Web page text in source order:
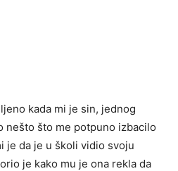
kada mi je sin, jednog
nešto što me potpuno izbacilo
je da je u školi vidio svoju
je kako mu je ona rekla da